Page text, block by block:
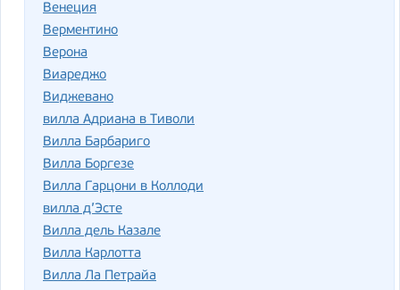
Венеция
Верментино
Верона
Виареджо
Виджевано
вилла Адриана в Тиволи
Вилла Барбариго
Вилла Боргезе
Вилла Гарцони в Коллоди
вилла д’Эсте
Вилла дель Казале
Вилла Карлотта
Вилла Ла Петрайа